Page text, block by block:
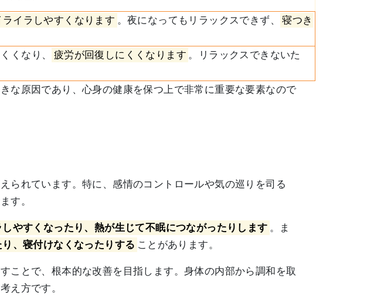
イラしやすくなります 。夜になってもリラックスできず、
寝つき
くなり、 疲労が回復しにくくなります 。リラックスできないた
な原因であり、心身の健康を保つ上で非常に重要な要素なので
られています。特に、感情のコントロールや気の巡りを司る
す。
やすくなったり、熱が生じて不眠につながったりします 。ま
、寝付けなくなったりする ことがあります。
ことで、根本的な改善を目指します。身体の内部から調和を取
え方です。